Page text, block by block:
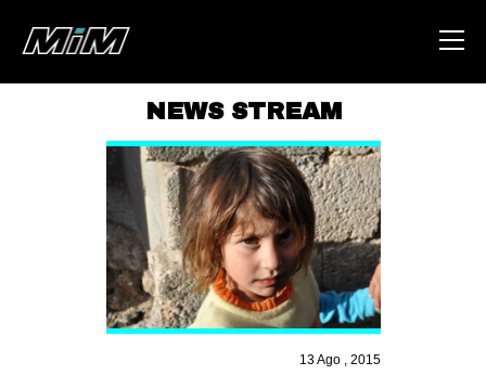
ABOUT
AREA
DEGENERAZIONE
GAZA FREESTYLE
NEWS STREAM
13 Ago , 2015